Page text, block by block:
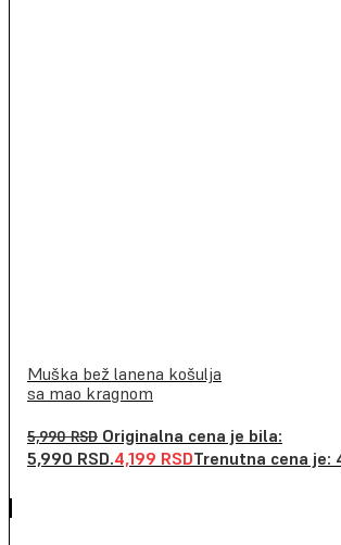
Muška bež lanena košulja
sa mao kragnom
5,990RSD Originalna cena je bila:
5,990 RSD.4,199 RSDTrenutna cena je: